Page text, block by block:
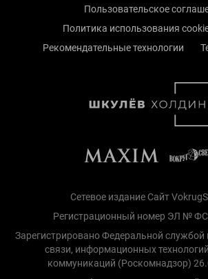
Пользовательское
Политика использования
Рекомендательные технологии
Сетевое издание Сайт
Регистрационный номер ЭЛ № ФС
Зарегистрировано Федеральной службой
связи, информационных
коммуникаций (Роскомнадзор)